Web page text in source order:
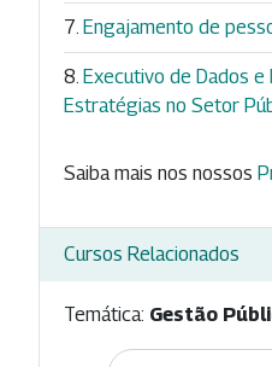
Engajamento de
Executivo de Dados e
Estratégias no Setor
Saiba mais nos nossos
Cursos Relacionados
Temática: Gestão